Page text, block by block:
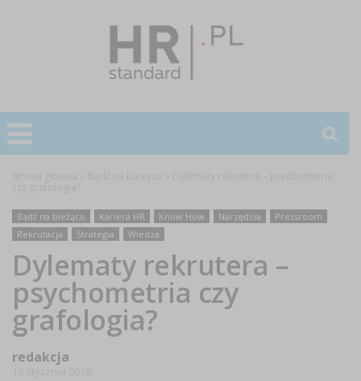
Bądź na bieżąco Kariera HR Know How Narzędzia
Pressroom
Rekrutacja
Strategia Wiedza
Dylematy rekrutera –
psychometria czy
grafologia?
redakcja